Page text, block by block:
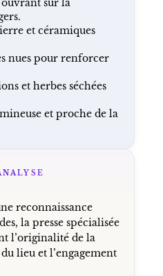
ouvrant sur la
et céramiques
nues pour renforcer
et herbes séchées
et proche de la
reconnaissance
la presse spécialisée
l’originalité de la
lieu et l’engagement